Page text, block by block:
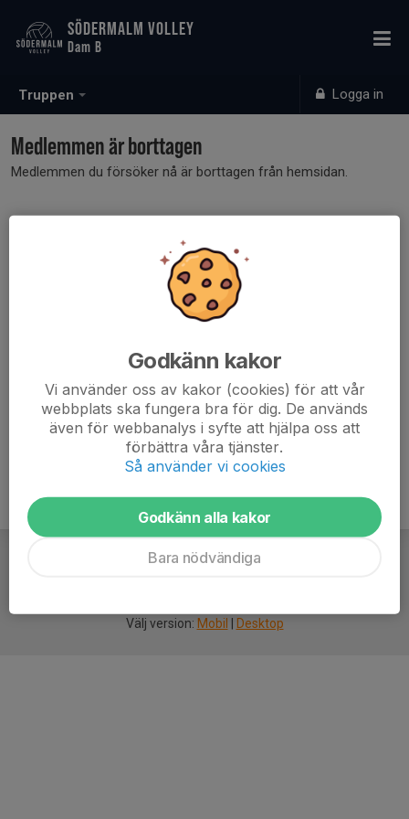
Truppen Logga in
SÖDERMALM VOLLEY
Dam B
Medlemmen är borttagen
Medlemmen du försöker nå är borttagen från hemsidan.
Välj version: Mobil Desktop
Godkänn kakor
Vi använder oss av kakor (cookies) för att vår
webbplats ska fungera bra för dig. De används
även för webbanalys i syfte att hjälpa oss att
förbättra våra tjänster.
Så använder vi cookies
Godkänn alla kakor
Bara nödvändiga